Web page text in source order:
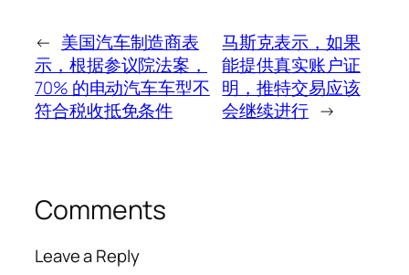
← 美国汽车制造商表
示，根据参议院法案，
70% 的电动汽车车型不
符合税收抵免条件
马斯克表示，如果
能提供真实账户证
明，推特交易应该
会继续进行 →
Comments
Leave a Reply